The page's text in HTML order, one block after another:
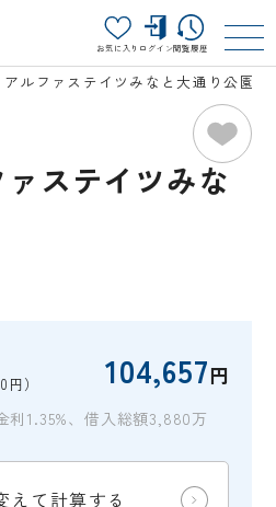
お気に入り ログイン閲覧履歴
アルファステイツみなと大通り公園
ステイツみな
） 104,657円
1.35%、借入総額3,880万
えて計算する